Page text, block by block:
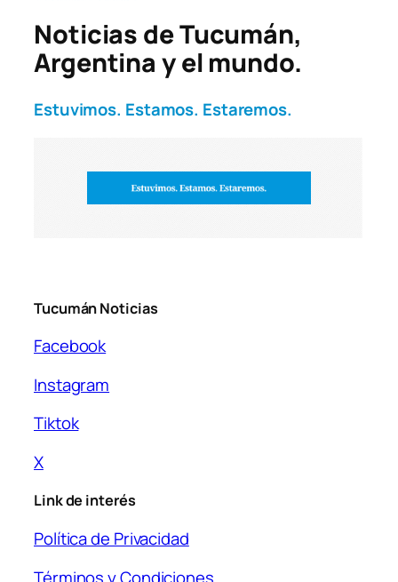
Noticias de Tucumán,
Argentina y el mundo.
Estuvimos. Estamos. Estaremos.
Tucumán Noticias
Facebook
Instagram
Tiktok
X
Link de interés
Política de Privacidad
Términos y Condiciones